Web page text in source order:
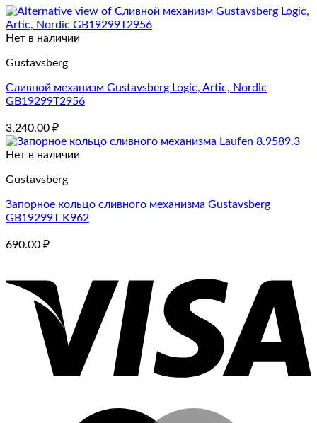
Нет в наличии
Gustavsberg
Сливной механизм Gustavsberg Logic, Artic, Nordic
GB19299T2956
3,240.00 ₽
Нет в наличии
Gustavsberg
Запорное кольцо сливного механизма Gustavsberg
GB19299T K962
690.00 ₽